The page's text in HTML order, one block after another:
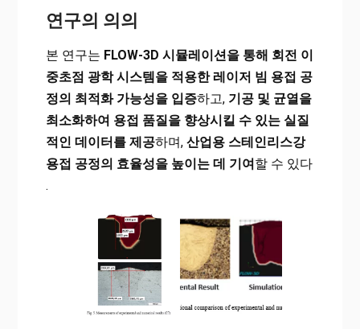
연구의 의의
본 연구는 FLOW-3D 시뮬레이션을 통해 회전 이
중초점 광학 시스템을 적용한 레이저 빔 용접 공
정의 최적화 가능성을 입증하고, 기공 및 균열을
최소화하여 용접 품질을 향상시킬 수 있는 실질
적인 데이터를 제공하며, 산업용 스테인리스강
용접 공정의 효율성을 높이는 데 기여 할 수 있다​
.